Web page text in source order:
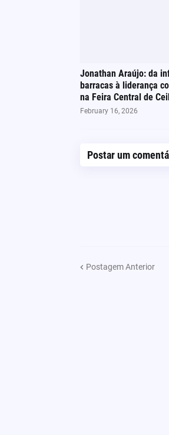
Jonathan Araújo: da
barracas à liderança
na Feira Central de
February 16, 2026
Postar um
Postagem Anterior